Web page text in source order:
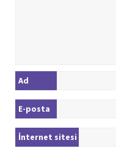
Ad
E-posta
İnternet sitesi